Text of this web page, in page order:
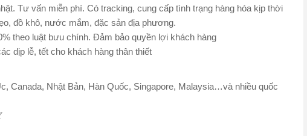
Tư vấn miễn phí. Có tracking, cung cấp tình trạng hàng hóa kịp thời
đồ khô, nước mắm, đặc sản địa phương.
theo luật bưu chính. Đảm bảo quyền lợi khách hàng
dịp lễ, tết cho khách hàng thân thiết
Canada, Nhật Bản, Hàn Quốc, Singapore, Malaysia…và nhiều quốc